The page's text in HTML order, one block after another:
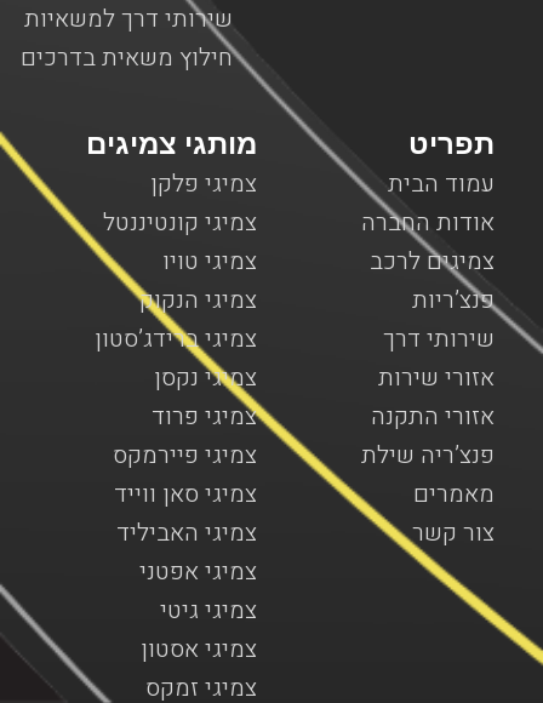
שירותי דרך למשאיות
חילוץ משאית בדרכים
מותגי צמיגים
צמיגי פלקן
צמיגי קונטיננטל
צמיגי טויו
צמיגי הנקוק
צמיגי ברידג’סטון
צמיגי נקסן
צמיגי פרוד
צמיגי פיירמקס
צמיגי סאן ווייד
צמיגי האביליד
צמיגי אפטני
צמיגי גיטי
צמיגי אסטון
צמיגי זמקס
תפריט
עמוד הבית
אודות החברה
צמיגים לרכב
פנצ’ריות
שירותי דרך
אזורי שירות
אזורי התקנה
פנצ’ריה שילת
מאמרים
צור קשר